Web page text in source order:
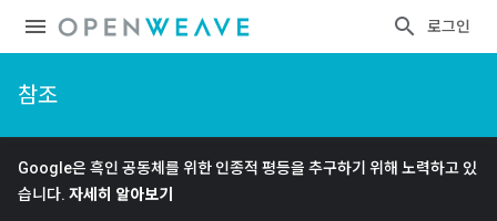
로그인
참조
Google은 흑인 공동체를 위한 인종적 평등을 추구하기 위해 노력하고 있
습니다. 자세히 알아보기